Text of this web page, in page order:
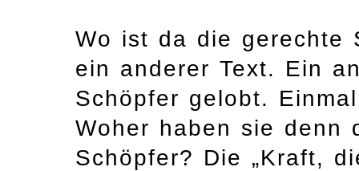
Wo ist da die gerechte
ein anderer Text. Ein
Schöpfer gelobt.
Woher haben sie denn
Schöpfer? Die „Kraft,